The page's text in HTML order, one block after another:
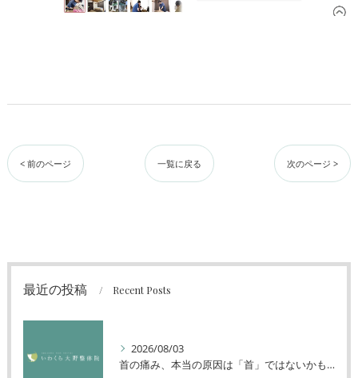
< 前のページ 一覧に戻る 次のページ >
最近の投稿 Recent Posts
2026/08/03
首の痛み、本当の原因は「首」ではないかもしれません